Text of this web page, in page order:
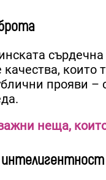
които
прояви –
неща,
интелигентност